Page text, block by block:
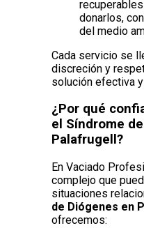
donarlos,
del medio
Cada servicio se
discreción y
solución efectiva
¿Por qué
el Síndrome
Palafrugell?
En Vaciado
complejo que
situaciones
de Diógenes en
ofrecemos: